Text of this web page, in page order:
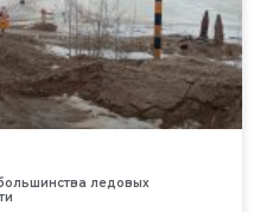
ледовых